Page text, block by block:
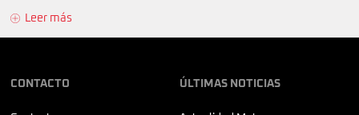
Leer más
CONTACTO ÚLTIMAS NOTICIAS